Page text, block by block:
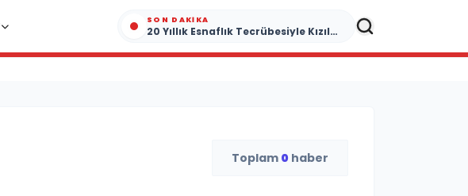
SON DAKIKA
20 Yıllık Esnaflık Tecrübesiyle Kızıltepe'ye Yeni Bir Marka Kazandırdı
Toplam 0 haber